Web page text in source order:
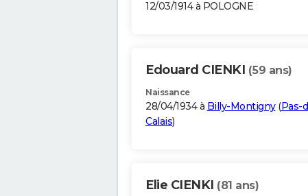
12/03/1914 à POLOGNE
Edouard CIENKI (59 ans)
Naissance
28/04/1934 à Billy-Montigny(Pas-
Calais)
Elie CIENKI (81 ans)